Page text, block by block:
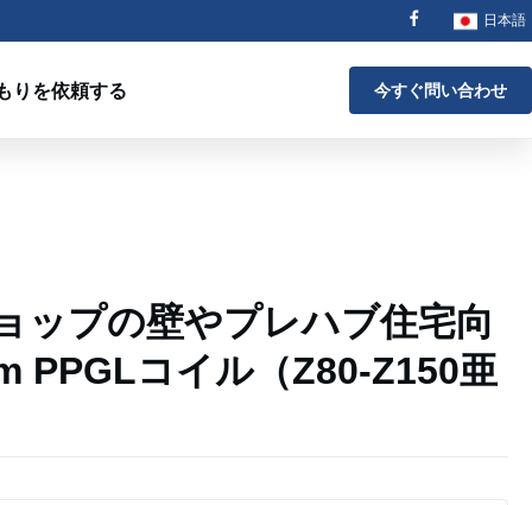
日本語
りを依頼する 今すぐ問い合わせ
ップの壁やプレハブ住宅向
PPGLコイル（Z80-Z150亜